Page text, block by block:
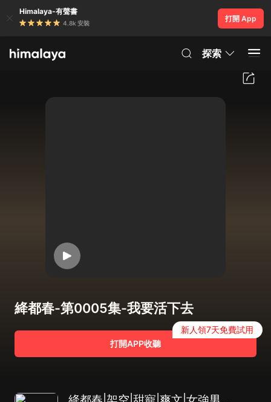
Himalaya-有聲書
4.8k 安裝
打開 App
探索
絳都春-第0005集-我要活下去
打開APP收聽
新人領7天免費試用